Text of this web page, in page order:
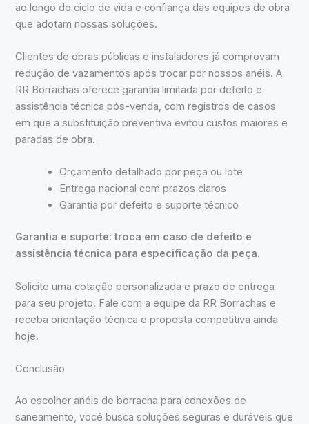
ao longo do ciclo de vida e confiança das equipes de obra
que adotam nossas soluções.
Clientes de obras públicas e instaladores já comprovam
redução de vazamentos após trocar por nossos anéis. A
RR Borrachas oferece garantia limitada por defeito e
assistência técnica pós-venda, com registros de casos
em que a substituição preventiva evitou custos maiores e
paradas de obra.
Orçamento detalhado por peça ou lote
Entrega nacional com prazos claros
Garantia por defeito e suporte técnico
Garantia e suporte: troca em caso de defeito e
assistência técnica para especificação da peça.
Solicite uma cotação personalizada e prazo de entrega
para seu projeto. Fale com a equipe da RR Borrachas e
receba orientação técnica e proposta competitiva ainda
hoje.
Conclusão
Ao escolher anéis de borracha para conexões de
saneamento, você busca soluções seguras e duráveis que